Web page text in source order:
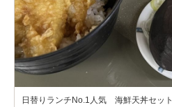
日替りランチNo.1人気 海鮮天丼セット